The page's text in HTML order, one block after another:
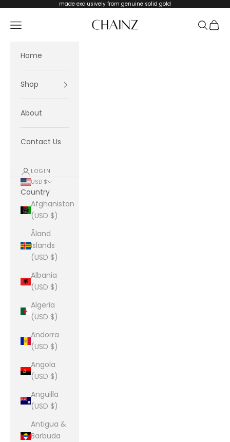
made exclusively from genuine solid gold
CHAINZ
Navigation menu Search
Cart
Home
Shop
About
Contact Us
LOGIN
USD $
Country
Afghanistan
(USD $)
Åland
Islands
(USD $)
Albania
(USD $)
Algeria
(USD $)
Andorra
(USD $)
Angola
(USD $)
Anguilla
(USD $)
Antigua &
Barbuda